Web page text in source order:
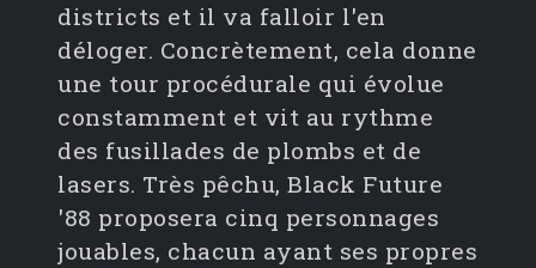
districts et il va falloir l'en
déloger. Concrètement, cela donne
une tour procédurale qui évolue
constamment et vit au rythme
des fusillades de plombs et de
lasers. Très pêchu, Black Future
'88 proposera cinq personnages
jouables, chacun ayant ses propres